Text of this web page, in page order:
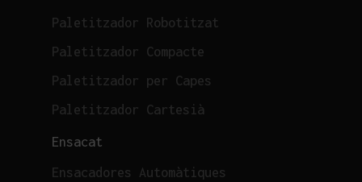
Paletitzador Robotitzat
Paletitzador Compacte
Paletitzador per Capes
Paletitzador Cartesià
Ensacat
Ensacadores Automàtiques